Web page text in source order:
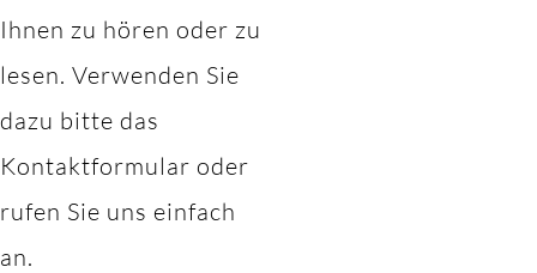
Ihnen zu hören oder zu
lesen. Verwenden Sie
dazu bitte das
Kontaktformular oder
rufen Sie uns einfach
an.